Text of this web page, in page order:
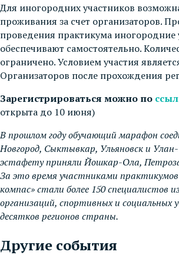
Для иногородних участников
проживания за счет организаторов.
проведения практикума иногородние
обеспечивают самостоятельно.
ограничено. Условием участия
Организаторов после прохождения
Зарегистрироваться можно по
открыта до 10 июня)
В прошлом году обучающий марафон
Новгород, Сыктывкар, Ульяновск и
эстафету приняли Йошкар-Ола,
За это время участниками
компас» стали более 150 специалистов
организаций, спортивных и социальных
десятков регионов страны.
Другие события